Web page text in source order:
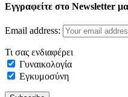
Εγγραφείτε στο Newsletter
Email address:
Τι σας ενδιαφέρει
Γυναικολογία
Εγκυμοσύνη